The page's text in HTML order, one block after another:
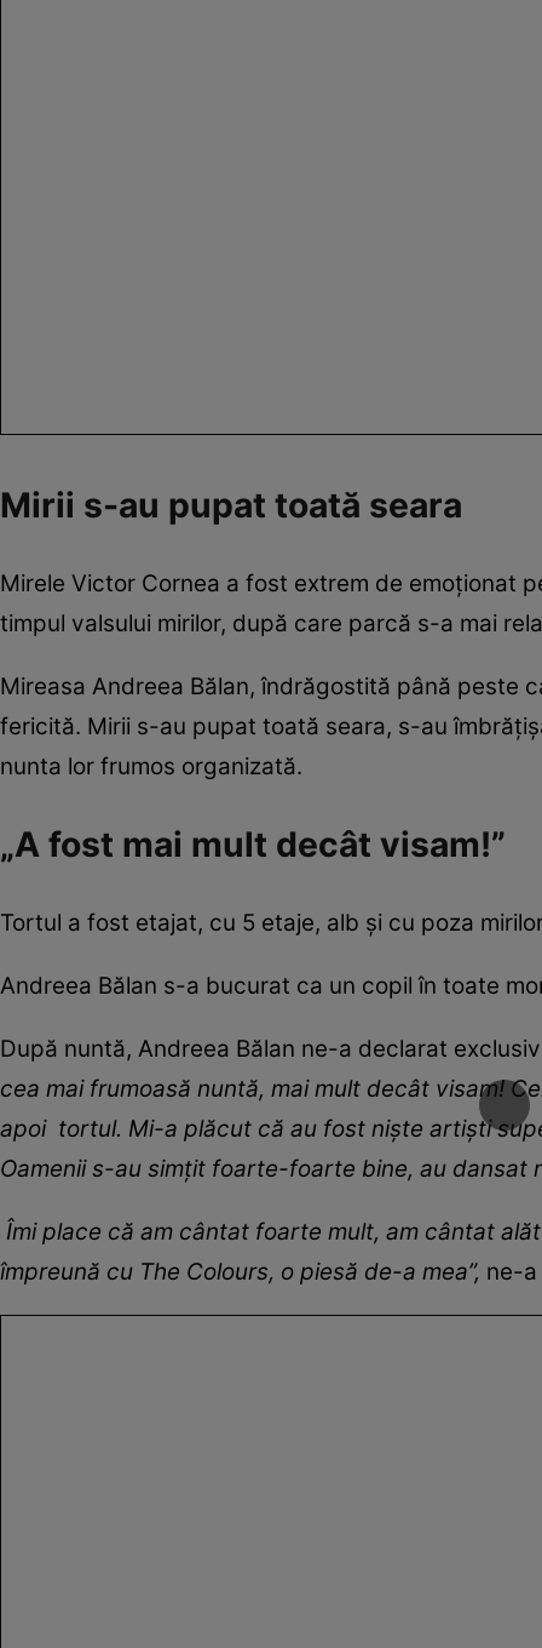
Mirii s-au pupat toată seara
Mirele Victor Cornea a fost extrem de emoționat
timpul valsului mirilor, după care parcă s-a mai
Mireasa Andreea Bălan, îndrăgostită până peste
fericită. Mirii s-au pupat toată seara, s-au
nunta lor frumos organizată.
„A fost mai mult decât visam!”
Tortul a fost etajat, cu 5 etaje, alb și cu poza
Andreea Bălan s-a bucurat ca un copil în toate
După nuntă, Andreea Bălan ne-a declarat
cea mai frumoasă nuntă, mai mult decât visam!
apoi tortul. Mi-a plăcut că au fost niște artiști
Oamenii s-au simțit foarte-foarte bine, au dansat
Îmi place că am cântat foarte mult, am cântat
împreună cu The Colours, o piesă de-a mea”, ne-a